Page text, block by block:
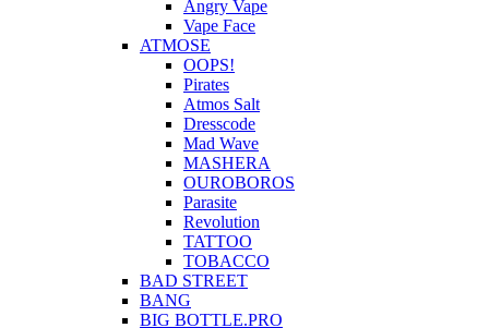
Angry Vape
Vape Face
ATMOSE
OOPS!
Pirates
Atmos Salt
Dresscode
Mad Wave
MASHERA
OUROBOROS
Parasite
Revolution
TATTOO
TOBACCO
BAD STREET
BANG
BIG BOTTLE.PRO